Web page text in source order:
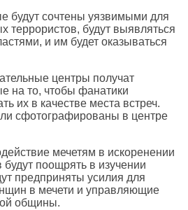
будут сочтены уязвимыми для
террористов, будут выявляться
и им будет оказываться
центры получат
на то, чтобы фанатики
их в качестве места встреч.
сфотографированы в центре
мечетям в искоренении
поощрять в изучении
предприняты усилия для
в мечети и управляющие
общины.